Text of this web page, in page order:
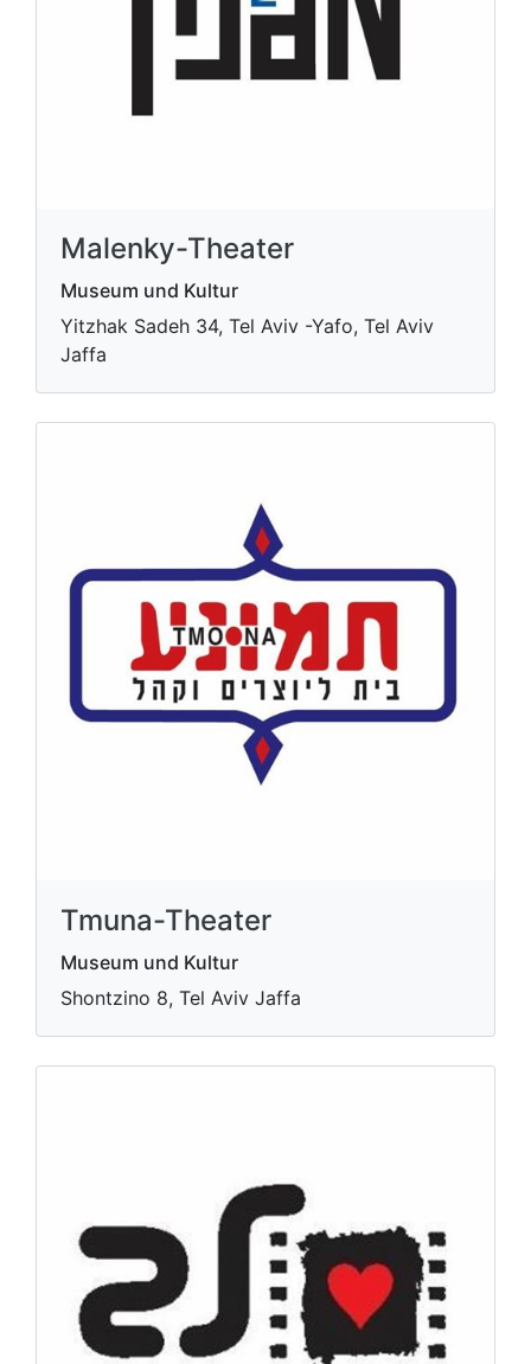
Malenky-Theater
Museum und Kultur
Yitzhak Sadeh 34, Tel Aviv -Yafo, Tel Aviv
Jaffa
Tmuna-Theater
Museum und Kultur
Shontzino 8, Tel Aviv Jaffa